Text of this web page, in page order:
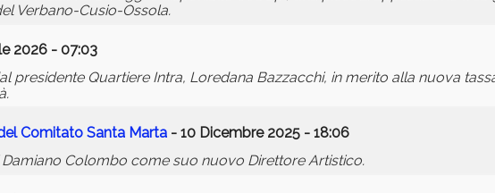
Verbano-Cusio-Ossola.
2026 - 07:03
presidente Quartiere Intra, Loredana Bazzacchi, in merito alla nuova
Comitato Santa Marta - 10 Dicembre 2025 - 18:06
Colombo come suo nuovo Direttore Artistico.